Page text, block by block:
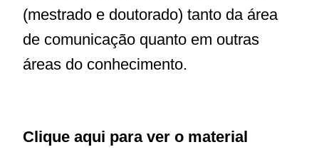
(mestrado e doutorado) tanto da área
de comunicação quanto em outras
áreas do conhecimento.
Clique aqui para ver o material